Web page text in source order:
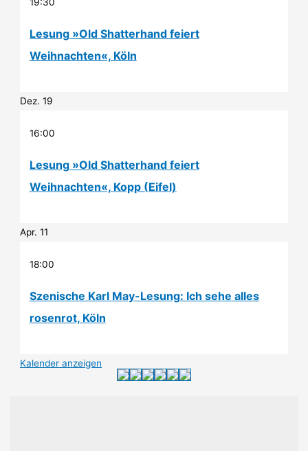
19:30
Lesung »Old Shatterhand feiert
Weihnachten«, Köln
Dez.19
16:00
Lesung »Old Shatterhand feiert
Weihnachten«, Kopp (Eifel)
Apr.11
18:00
Szenische Karl May-Lesung: Ich sehe alles
rosenrot, Köln
Kalender anzeigen